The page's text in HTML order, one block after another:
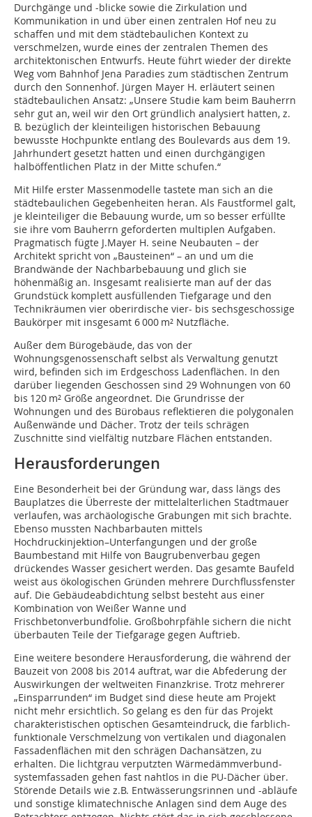
Durchgänge und -blicke sowie die Zirkulation und
Kommunikation in und über einen zentralen Hof neu zu
schaffen und mit dem städtebaulichen Kontext zu
verschmelzen, wurde eines der zentralen Themen des
architektonischen Entwurfs. Heute führt wieder der direkte
Weg vom Bahnhof Jena Paradies zum städtischen Zentrum
durch den Sonnenhof. Jürgen Mayer H. erläutert seinen
städtebaulichen Ansatz: „Unsere Studie kam beim Bauherrn
sehr gut an, weil wir den Ort gründlich analysiert hatten, z.
B. bezüglich der kleinteiligen historischen Bebauung
bewusste Hochpunkte entlang des Boulevards aus dem 19.
Jahrhundert gesetzt hatten und einen durchgängigen
halböffentlichen Platz in der Mitte schufen.“
Mit Hilfe erster Massenmodelle tastete man sich an die
städtebaulichen Gegebenheiten heran. Als Faustformel galt,
je kleinteiliger die Bebauung wurde, um so besser erfüllte
sie ihre vom Bauherrn geforderten multiplen Aufgaben.
Pragmatisch fügte J.Mayer H. seine Neubauten – der
Architekt spricht von „Bausteinen“ – an und um die
Brandwände der Nachbarbebauung und glich sie
höhenmäßig an. Insgesamt realisierte man auf der das
Grundstück komplett ausfüllenden Tiefgarage und den
Technikräumen vier oberirdische vier- bis sechsgeschossige
Baukörper mit insgesamt 6 000 m² Nutzfläche.
Außer dem Bürogebäude, das von der
Wohnungsgenossenschaft selbst als Verwaltung genutzt
wird, befinden sich im Erdgeschoss Ladenflächen. In den
darüber liegenden Geschossen sind 29 Wohnungen von 60
bis 120 m² Größe angeordnet. Die Grundrisse der
Wohnungen und des Bürobaus reflektieren die polygonalen
Außenwände und Dächer. Trotz der teils schrägen
Zuschnitte sind vielfältig nutzbare Flächen entstanden.
Herausforderungen
Eine Besonderheit bei der Gründung war, dass längs des
Bauplatzes die Überreste der mittelalterlichen Stadtmauer
verlaufen, was archäologische Grabungen mit sich brachte.
Ebenso mussten Nachbarbauten mittels
Hochdruckinjektion–Unterfangungen und der große
Baumbestand mit Hilfe von Baugrubenverbau gegen
drückendes Wasser gesichert werden. Das gesamte Baufeld
weist aus ökologischen Gründen mehrere Durchflussfenster
auf. Die Gebäudeabdichtung selbst besteht aus einer
Kombination von Weißer Wanne und
Frischbetonverbundfolie. Großbohrpfähle sichern die nicht
überbauten Teile der Tiefgarage gegen Auftrieb.
Eine weitere besondere Herausforderung, die während der
Bauzeit von 2008 bis 2014 auftrat, war die Abfederung der
Auswirkungen der weltweiten Finanzkrise. Trotz mehrerer
„Einsparrunden“ im Budget sind diese heute am Projekt
nicht mehr ersichtlich. So gelang es den für das Projekt
charakteristischen optischen Gesamteindruck, die farblich-
funktionale Verschmelzung von vertikalen und diagonalen
Fassadenflächen mit den schrägen Dachansätzen, zu
erhalten. Die lichtgrau verputzten Wärmedämmverbund-
systemfassaden gehen fast nahtlos in die PU-Dächer über.
Störende Details wie z.B. Entwässerungsrinnen und -abläufe
und sonstige klimatechnische Anlagen sind dem Auge des